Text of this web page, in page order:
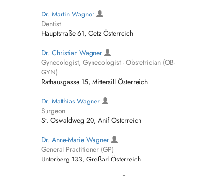
Dr. Martin Wagner
Dentist
Hauptstraße 61, Oetz Österreich
Dr. Christian Wagner
Gynecologist, Gynecologist - Obstetrician (OB-
GYN)
Rathausgasse 15, Mittersill Österreich
Dr. Matthias Wagner
Surgeon
St. Oswaldweg 20, Anif Österreich
Dr. Anne-Marie Wagner
General Practitioner (GP)
Unterberg 133, Großarl Österreich